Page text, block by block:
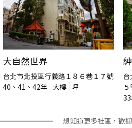
大自然世界
台北市北投區行義路１８６巷１７號
40、41、42年 大樓 坪
33
想知道更多社區，歡